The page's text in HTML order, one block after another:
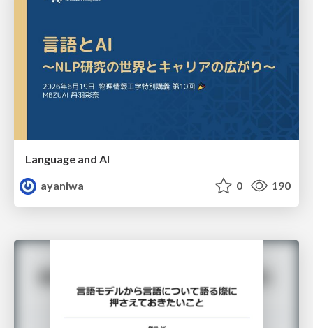
Language and AI
ayaniwa
0 190